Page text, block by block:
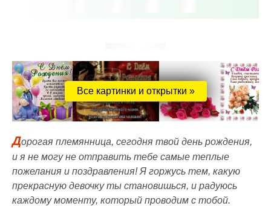
Все картинки и открытки »
Дорогая племянница, сегодня твой день рождения,
и я не могу не отправить тебе самые теплые
пожелания и поздравления! Я горжусь тем, какую
прекрасную девочку ты становишься, и радуюсь
каждому моменту, который проводим с тобой.